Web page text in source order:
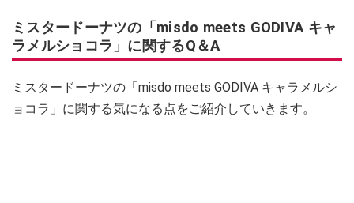
ミスタードーナツの「misdo meets GODIVA キャ
ラメルショコラ」に関するQ＆A
ミスタードーナツの「misdo meets GODIVA キャラメルシ
ョコラ」に関する気になる点をご紹介していきます。